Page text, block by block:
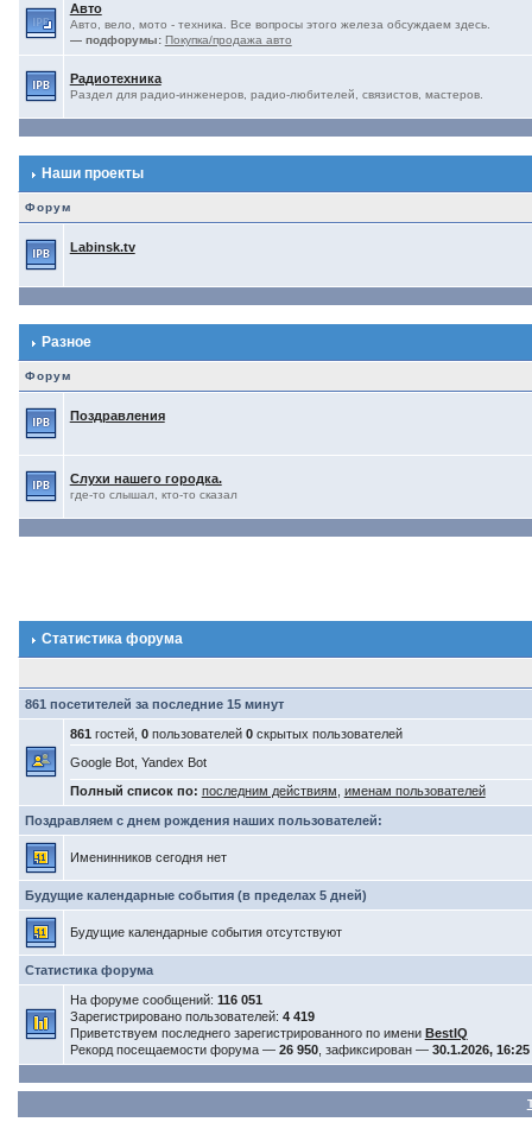
Авто
Авто, вело, мото - техника. Все вопросы этого железа обсуждаем здесь.
— подфорумы: Покупка/продажа авто
Радиотехника
Раздел для радио-инженеров, радио-любителей, связистов, мастеров.
Наши проекты
Форум
Labinsk.tv
Разное
Форум
Поздравления
Слухи нашего городка.
где-то слышал, кто-то сказал
Статистика форума
861 посетителей за последние 15 минут
861 гостей, 0пользователей 0скрытых пользователей
Google Bot, Yandex Bot
Полный список по: последним действиям именам пользователей
Поздравляем с днем рождения наших пользователей:
Именинников сегодня нет
Будущие календарные события (в пределах 5 дней)
Будущие календарные события отсутствуют
Статистика форума
На форуме сообщений: 116 051
Зарегистрировано пользователей: 4 419
Приветствуем последнего зарегистрированного по имени BestIQ
Рекорд посещаемости форума — 26 950, зафиксирован — 30.1.2026, 16:25